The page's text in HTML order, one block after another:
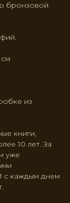
бронзовой
из
книги,
10 лет. За
уже
с каждым днем